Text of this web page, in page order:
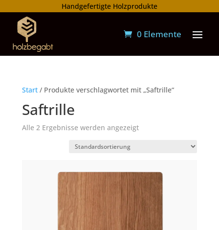
Handgefertigte Holzprodukte
0 Elemente
Start/ Produkte verschlagwortet mit „Saftrille“
Saftrille
Alle 2 Ergebnisse werden angezeigt